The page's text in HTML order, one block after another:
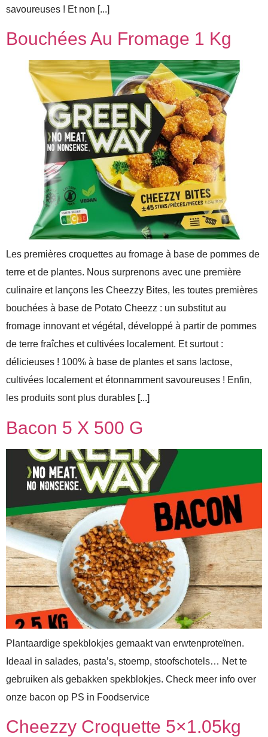
savoureuses ! Et non [...]
Bouchées Au Fromage 1 Kg
Les premières croquettes au fromage à base de pommes de
terre et de plantes. Nous surprenons avec une première
culinaire et lançons les Cheezzy Bites, les toutes premières
bouchées à base de Potato Cheezz : un substitut au
fromage innovant et végétal, développé à partir de pommes
de terre fraîches et cultivées localement. Et surtout :
délicieuses ! 100% à base de plantes et sans lactose,
cultivées localement et étonnamment savoureuses ! Enfin,
les produits sont plus durables [...]
Bacon 5 X 500 G
Plantaardige spekblokjes gemaakt van erwtenproteïnen.
Ideaal in salades, pasta’s, stoemp, stoofschotels… Net te
gebruiken als gebakken spekblokjes. Check meer info over
onze bacon op PS in Foodservice
Cheezzy Croquette 5×1.05kg